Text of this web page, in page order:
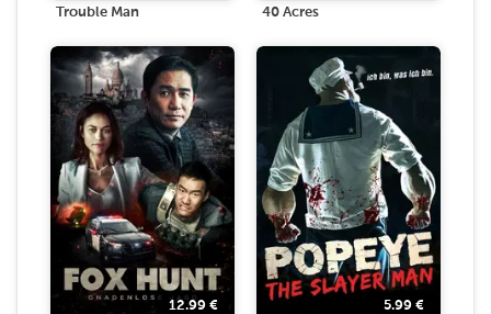
Trouble Man 40 Acres
12.99 € 5.99 €